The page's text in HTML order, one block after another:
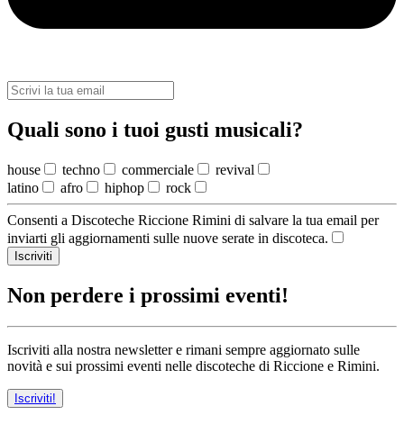
Quali sono i tuoi gusti musicali?
house techno commerciale
revival
latino
afro hiphop rock
Consenti a Discoteche Riccione Rimini di salvare la tua email per
inviarti gli aggiornamenti sulle nuove serate in discoteca.
Iscriviti
Non perdere i prossimi eventi!
Iscriviti alla nostra newsletter e rimani sempre aggiornato sulle
novità e sui prossimi eventi nelle discoteche di Riccione e Rimini.
Iscriviti!